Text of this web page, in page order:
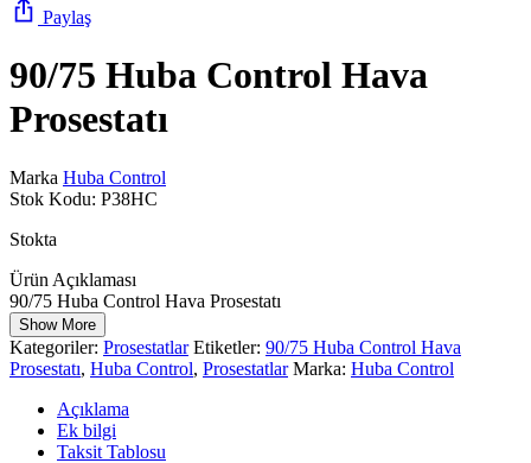
Paylaş
90/75 Huba Control Hava
Prosestatı
Marka Huba Control
Stok Kodu: P38HC
Stokta
Ürün Açıklaması
90/75 Huba Control Hava Prosestatı
Show More
Kategoriler: Prosestatlar Etiketler: 90/75 Huba Control Hava
Prosestatı, Huba Control, Prosestatlar Marka: Huba Control
Açıklama
Ek bilgi
Taksit Tablosu